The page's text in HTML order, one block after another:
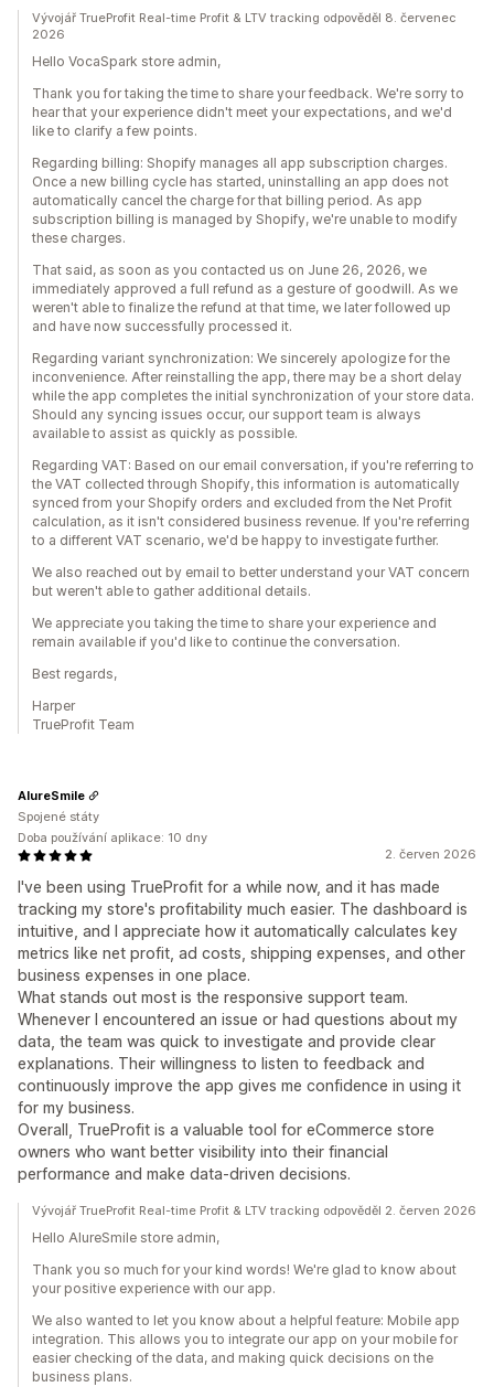
Vývojář TrueProfit Real-time Profit & LTV tracking odpověděl 8. červenec
2026
Hello VocaSpark store admin,
Thank you for taking the time to share your feedback. We're sorry to
hear that your experience didn't meet your expectations, and we'd
like to clarify a few points.
Regarding billing: Shopify manages all app subscription charges.
Once a new billing cycle has started, uninstalling an app does not
automatically cancel the charge for that billing period. As app
subscription billing is managed by Shopify, we're unable to modify
these charges.
That said, as soon as you contacted us on June 26, 2026, we
immediately approved a full refund as a gesture of goodwill. As we
weren't able to finalize the refund at that time, we later followed up
and have now successfully processed it.
Regarding variant synchronization: We sincerely apologize for the
inconvenience. After reinstalling the app, there may be a short delay
while the app completes the initial synchronization of your store data.
Should any syncing issues occur, our support team is always
available to assist as quickly as possible.
Regarding VAT: Based on our email conversation, if you're referring to
the VAT collected through Shopify, this information is automatically
synced from your Shopify orders and excluded from the Net Profit
calculation, as it isn't considered business revenue. If you're referring
to a different VAT scenario, we'd be happy to investigate further.
We also reached out by email to better understand your VAT concern
but weren't able to gather additional details.
We appreciate you taking the time to share your experience and
remain available if you'd like to continue the conversation.
Best regards,
Harper
TrueProfit Team
2. červen 2026
I've been using TrueProfit for a while now, and it has made
tracking my store's profitability much easier. The dashboard is
intuitive, and I appreciate how it automatically calculates key
metrics like net profit, ad costs, shipping expenses, and other
business expenses in one place.
What stands out most is the responsive support team.
Whenever I encountered an issue or had questions about my
data, the team was quick to investigate and provide clear
explanations. Their willingness to listen to feedback and
continuously improve the app gives me confidence in using it
for my business.
Overall, TrueProfit is a valuable tool for eCommerce store
owners who want better visibility into their financial
performance and make data-driven decisions.
AlureSmile
Spojené státy
Doba používání aplikace: 10 dny
Vývojář TrueProfit Real-time Profit & LTV tracking odpověděl 2. červen 2026
Hello AlureSmile store admin,
Thank you so much for your kind words! We're glad to know about
your positive experience with our app.
We also wanted to let you know about a helpful feature: Mobile app
integration. This allows you to integrate our app on your mobile for
easier checking of the data, and making quick decisions on the
business plans.